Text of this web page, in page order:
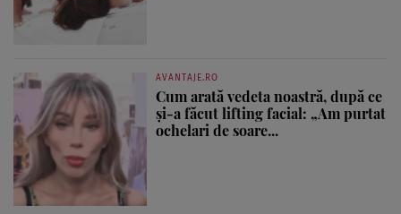
AVANTAJE.RO
Cum arată vedeta noastră, după ce
și-a făcut lifting facial: „Am purtat
ochelari de soare...